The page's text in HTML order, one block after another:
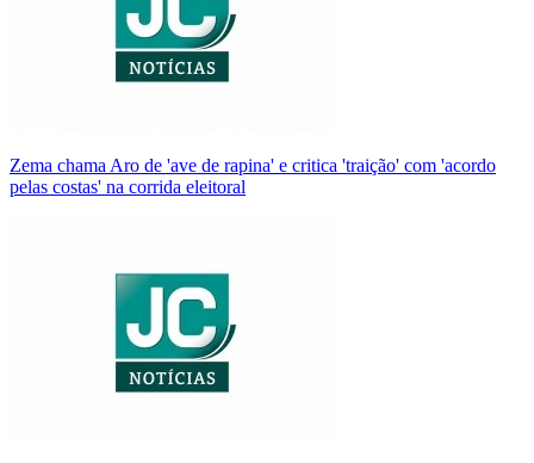
Zema chama Aro de 'ave de rapina' e critica 'traição' com 'acordo
pelas costas' na corrida eleitoral